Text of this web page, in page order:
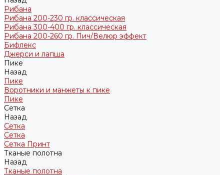
Рибана
Рибана 200-230 гр. классическая
Рибана 300-400 гр. классическая
Рибана 200-260 гр. Пич/Велюр эффект
Бифлекс
Джерси и лапша
Пике
Назад
Пике
Воротники и манжеты к пике
Пике
Сетка
Назад
Сетка
Сетка
Сетка Принт
Тканые полотна
Назад
Тканые полотна